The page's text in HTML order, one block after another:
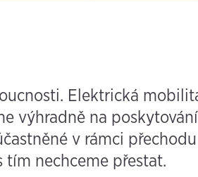
Elektrická
výhradně na
v rámci
nechceme přestat.